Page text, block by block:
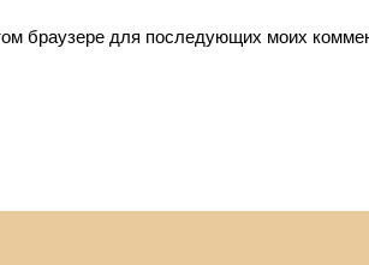
браузере для последующих моих